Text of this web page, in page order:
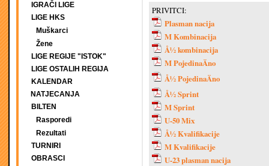
IGRAČI LIGE
LIGE HKS
Muškarci
Žene
LIGE REGIJE "ISTOK"
LIGE OSTALIH REGIJA
KALENDAR
NATJECANJA
BILTEN
Rasporedi
Rezultati
TURNIRI
OBRASCI
PRIVITCI:
Plasman nacija
M Kombinacija
Å½ kombinacija
M PojedinaÄno
Å½ PojedinaÄno
Å½ Sprint
M Sprint
U-50 Mix
Å½ Kvalifikacije
M Kvalifikacije
U-23 plasman nacija